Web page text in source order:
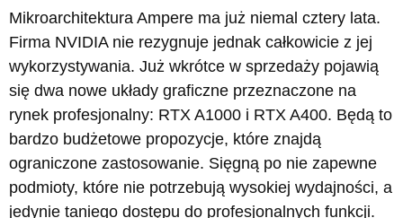
Mikroarchitektura Ampere ma już niemal cztery lata.
Firma NVIDIA nie rezygnuje jednak całkowicie z jej
wykorzystywania. Już wkrótce w sprzedaży pojawią
się dwa nowe układy graficzne przeznaczone na
rynek profesjonalny: RTX A1000 i RTX A400. Będą to
bardzo budżetowe propozycje, które znajdą
ograniczone zastosowanie. Sięgną po nie zapewne
podmioty, które nie potrzebują wysokiej wydajności, a
jedynie taniego dostępu do profesjonalnych funkcji.